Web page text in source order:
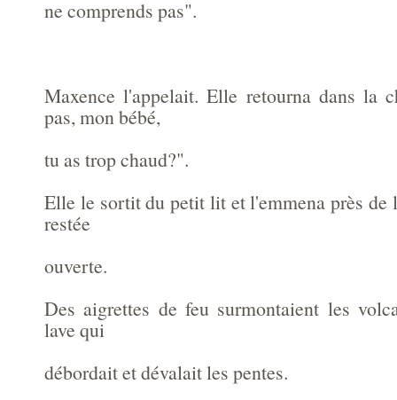
ne comprends pas".
Maxence l'appelait. Elle retourna dans la
pas, mon bébé,
tu as trop chaud?".
Elle le sortit du petit lit et l'emmena près de
restée
ouverte.
Des aigrettes de feu surmontaient les
lave qui
débordait et dévalait les pentes.